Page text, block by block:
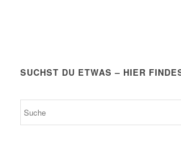
SUCHST DU ETWAS – HIER